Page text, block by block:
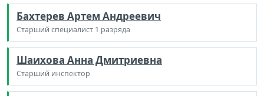
Бахтерев Артем Андреевич
Старший специалист 1 разряда
Шаихова Анна Дмитриевна
Старший инспектор